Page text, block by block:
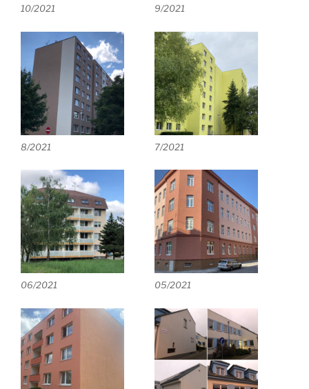
10/2021 9/2021
8/2021 7/2021
06/2021 05/2021